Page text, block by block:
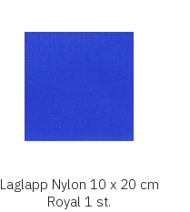
Laglapp Nylon 10 x 20 cm
Royal 1 st.